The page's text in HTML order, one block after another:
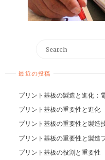
最近の投稿
プリント基板の製造と進化：
プリント基板の重要性と進化
プリント基板の重要性と製造
プリント基板の重要性と製造
プリント基板の役割と重要性